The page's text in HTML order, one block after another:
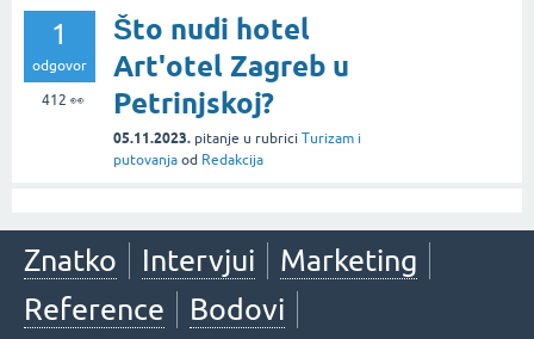
1
odgovor
412 👀
Što nudi hotel
Art'otel Zagreb u
Petrinjskoj?
05.11.2023. pitanje u rubrici Turizam i
putovanja od Redakcija
Znatko Intervjui
Marketing
Reference
Bodovi